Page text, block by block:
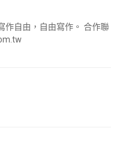
作自由，自由寫作。 合作聯